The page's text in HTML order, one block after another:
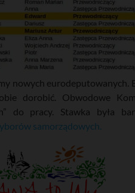
nowych eurodeputowanych.
dorobić. Obwodowe
do pracy. Stawka była
samorządowych.